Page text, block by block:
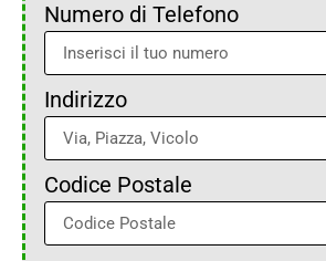
Numero di Telefono
Indirizzo
Codice Postale